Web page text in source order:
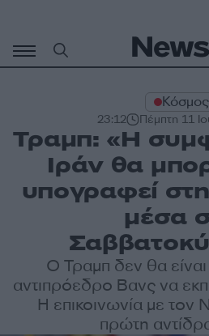
περιεχόμενο
Κόσμος
23:12 Πέμπτη 11
Τραμπ: «Η
Ιράν θα
υπογραφεί
μέσα
Ο Τραμπ δεν θα
αντιπρόεδρο Βανς να
Η επικοινωνία με τον
πρώτη